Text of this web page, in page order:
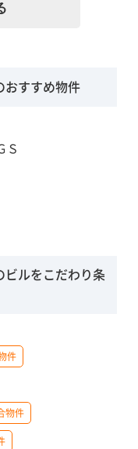
おすすめ物件
Ｓ
ルをこだわり条
件
物件